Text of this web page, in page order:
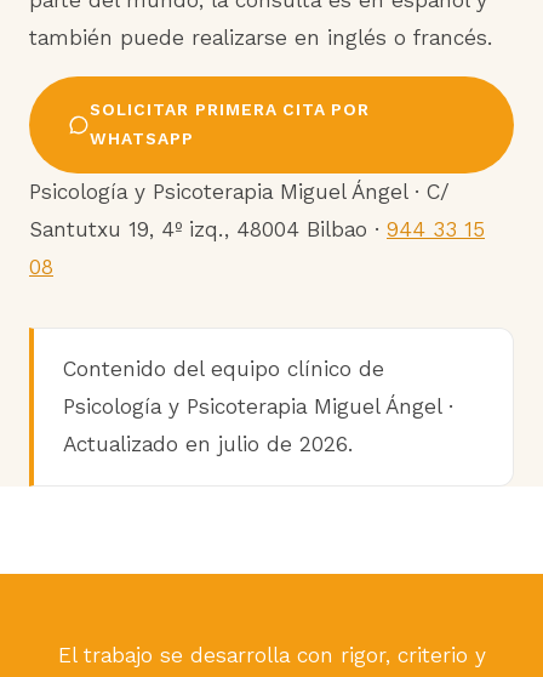
también puede realizarse en inglés o francés.
SOLICITAR PRIMERA CITA POR
WHATSAPP
Psicología y Psicoterapia Miguel Ángel · C/
Santutxu 19, 4º izq., 48004 Bilbao · 944 33 15
08
Contenido del equipo clínico de
Psicología y Psicoterapia Miguel Ángel ·
Actualizado en julio de 2026.
El trabajo se desarrolla con rigor, criterio y